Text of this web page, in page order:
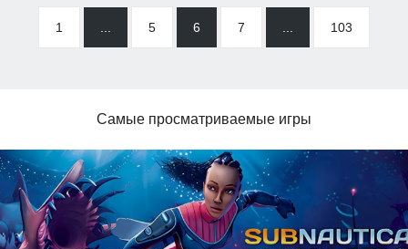
1 5 6 7 103
Самые просматриваемые игры